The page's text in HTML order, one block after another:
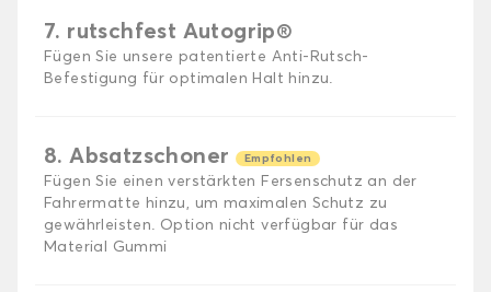
7. rutschfest Autogrip®
Fügen Sie unsere patentierte Anti-Rutsch-
Befestigung für optimalen Halt hinzu.
8. Absatzschoner Empfohlen
Fügen Sie einen verstärkten Fersenschutz an der
Fahrermatte hinzu, um maximalen Schutz zu
gewährleisten. Option nicht verfügbar für das
Material Gummi